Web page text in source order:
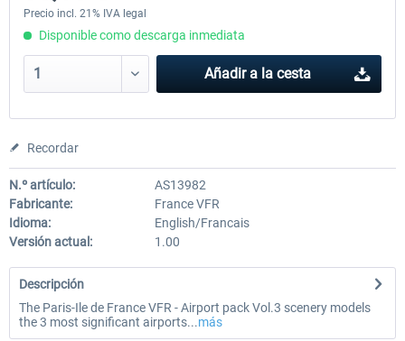
Precio incl. 21% IVA legal
Disponible como descarga inmediata
Añadir a la cesta
Recordar
N.º artículo:
AS13982
Fabricante:
France VFR
Idioma:
English/Francais
Versión actual:
1.00
Descripción
The Paris-Ile de France VFR - Airport pack Vol.3 scenery models
the 3 most significant airports...más